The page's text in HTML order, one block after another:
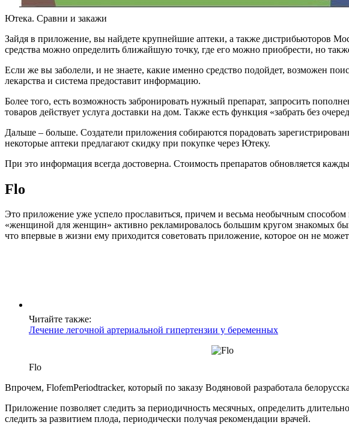
Ютека. Сравни и закажи
Зайдя в приложение, вы найдете крупнейшие аптеки, а также дистрибьюторов
средства можно определить ближайшую точку, где его можно приобрести, но
Если же вы заболели, и не знаете, какие именно средство подойдет, возможен
лекарства и система предоставит информацию.
Более того, есть возможность забронировать нужный препарат, запросить
товаров действует услуга доставки на дом. Также есть функция «забрать без
Дальше – больше. Создатели приложения собираются порадовать
некоторые аптеки предлагают скидку при покупке через Ютеку.
При это информация всегда достоверна. Стоимость препаратов обновляется
Flo
Это приложение уже успело прославиться, причем и весьма необычным способом
«женщиной для женщин» активно рекламировалось большим кругом знакомых
что впервые в жизни ему приходится советовать приложение, которое он не
Читайте также:
Лечение легочной артериальной гипертензии у беременных
Flo
Впрочем, FlofemPeriodtracker, который по заказу Водяновой разработала
Приложение позволяет следить за периодичность месячных, определить
следить за развитием плода, периодически получая рекомендации врачей.